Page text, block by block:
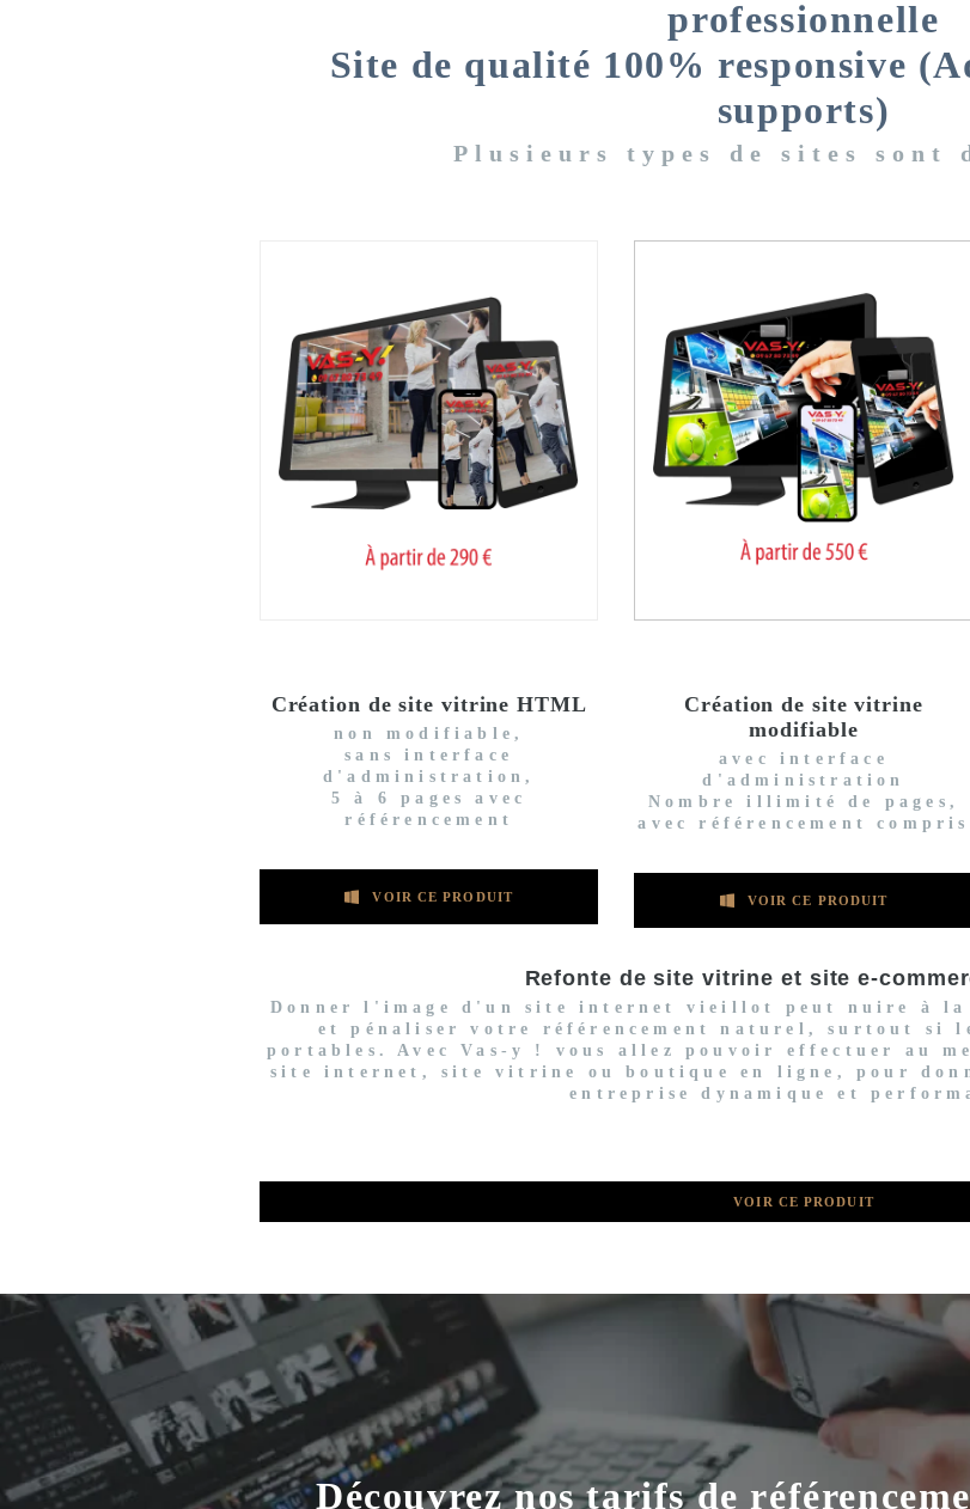
professionnelle
Site de qualité 100% responsive
supports)
Plusieurs types de sites sont
Création de site vitrine HTML
non modifiable,
sans interface
d'administration,
5 à 6 pages avec
référencement
VOIR CE PRODUIT
Création de site vitrine
modifiable
avec interface
d'administration
Nombre illimité de pages,
avec référencement compris
VOIR CE PRODUIT
Refonte de site vitrine et site e-
Donner l'image d'un site internet vieillot peut nuire à la
et pénaliser votre référencement naturel, surtout si
portables. Avec Vas-y ! vous allez pouvoir effectuer au
site internet, site vitrine ou boutique en ligne, pour
entreprise dynamique et
VOIR CE PRODUIT
Découvrez nos tarifs de